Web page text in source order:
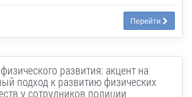
Перейти
развития: акцент на
подход к развитию физических
у сотрудников полиции